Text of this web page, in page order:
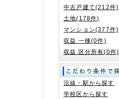
中古戸建て(212件)
土地(178件)
マンション(377件)
収益 一棟(0件)
収益 区分所有(0件)
沿線・駅から探す
学校区から探す